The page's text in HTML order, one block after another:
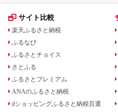
サイト比較
楽天ふるさと納税
ふるなび
ふるさとチョイス
さとふる
ふるさとプレミアム
ANAのふるさと納税
dショッピングふるさと納税百選